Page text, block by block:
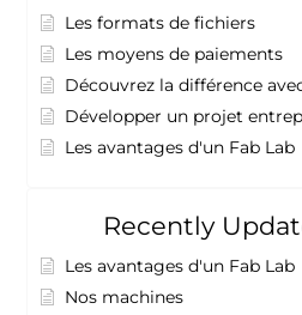
Les formats de fichiers
Les moyens de paiements
Découvrez la différence
Développer un projet
Les avantages d'un Fab Lab
Recently
Les avantages d'un Fab Lab
Nos machines